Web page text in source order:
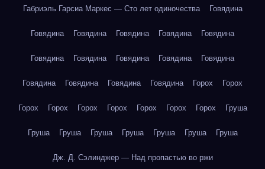
Габриэль Гарсиа Маркес — Сто лет одиночества Говядина
Говядина Говядина Говядина Говядина Говядина
Говядина Говядина Говядина Говядина Говядина
Говядина Говядина Говядина Говядина Горох Горох
Горох Горох Горох Горох Горох Горох Горох Груша
Груша Груша Груша Груша Груша Груша Груша
Дж. Д. Сэлинджер — Над пропастью во ржи